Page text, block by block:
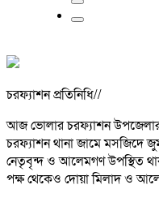
চরফ্যাশন প্রতিনিধি//
আজ ভোলার চরফ্যাশন উপজেলার
চরফ্যাশন থানা জামে মসজিদে
নেতৃবৃন্দ ও আলেমগণ উপস্থিত
পক্ষ থেকেও দোয়া মিলাদ ও